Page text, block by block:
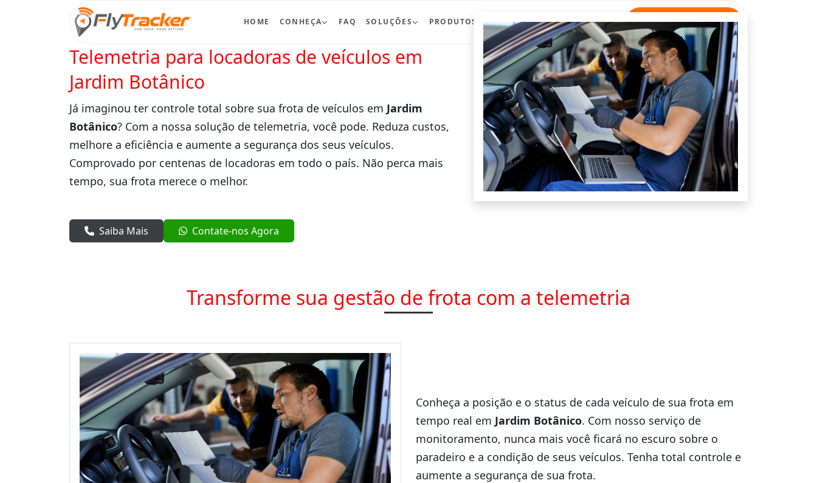
Rastreamento
HOME CONHEÇA FAQ SOLUÇÕES PRODUTOS BLOG CONTATO
Unidade Jardim Botânico
Telemetria para locadoras de veículos em
Jardim Botânico
Já imaginou ter controle total sobre sua frota de veículos em Jardim
Botânico? Com a nossa solução de telemetria, você pode. Reduza custos,
melhore a eficiência e aumente a segurança dos seus veículos.
Comprovado por centenas de locadoras em todo o país. Não perca mais
tempo, sua frota merece o melhor.
Saiba Mais Contate-nos Agora
Transforme sua gestão de frota com a telemetria
Conheça a posição e o status de cada veículo de sua frota em
tempo real em Jardim Botânico. Com nosso serviço de
monitoramento, nunca mais você ficará no escuro sobre o
paradeiro e a condição de seus veículos. Tenha total controle e
aumente a segurança de sua frota.